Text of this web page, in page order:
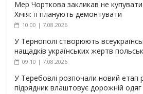
Мер Чорткова закликав не купувати
Хічія: її планують демонтувати
10:00 | 7.08.2026
У Тернополі створюють
нащадків українських жертв
09:10 | 7.08.2026
У Теребовлі розпочали новий етап
підрядник влаштовує дорожній одяг